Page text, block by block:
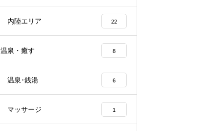
内陸エリア 22
温泉・癒す 8
温泉･銭湯 6
マッサージ 1